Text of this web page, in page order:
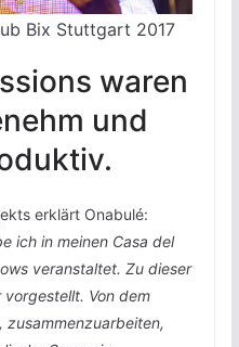
Bix Stuttgart 2017
waren
und
erklärt Onabulé:
ich in meinen Casa del
veranstaltet. Zu dieser
Von dem
zusammenzuarbeiten,